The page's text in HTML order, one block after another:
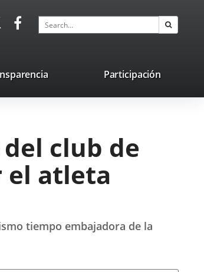
Link
application.
application.
Search
Participación
club de
el atleta
tiempo embajadora de la